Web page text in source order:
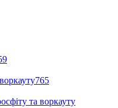
765
та воркауту